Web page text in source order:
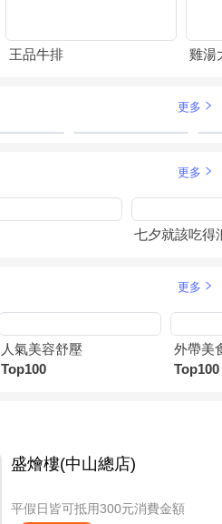
王品牛排
更多
更多
七夕就該吃
更多
人氣美容舒壓
Top100
外帶美
Top100
盛燴樓(中山總店)
平假日皆可抵用300元消費金額